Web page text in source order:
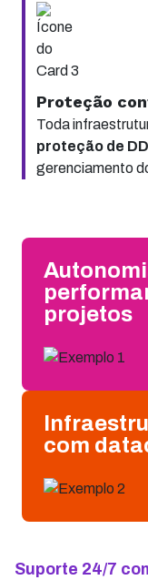
Proteção
Toda
proteção de
gerenciamento
projetos
com
Suporte 24/7